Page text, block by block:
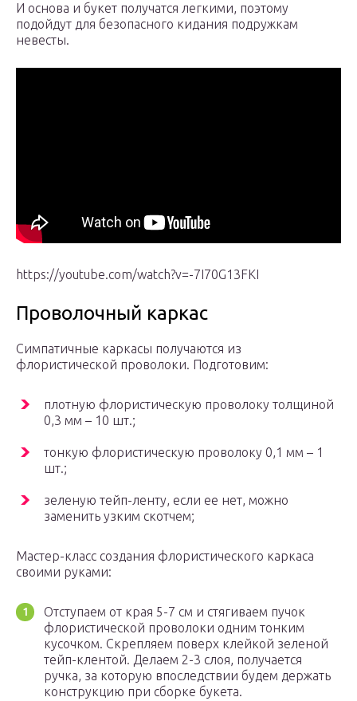
И основа и букет получатся легкими, поэтому
подойдут для безопасного кидания подружкам
невесты.
https://youtube.com/watch?v=-7I70G13FKI
Проволочный каркас
Симпатичные каркасы получаются из
флористической проволоки. Подготовим:
плотную флористическую проволоку толщиной
0,3 мм – 10 шт.;
тонкую флористическую проволоку 0,1 мм – 1
шт.;
зеленую тейп-ленту, если ее нет, можно
заменить узким скотчем;
Мастер-класс создания флористического каркаса
своими руками:
Отступаем от края 5-7 см и стягиваем пучок
флористической проволоки одним тонким
кусочком. Скрепляем поверх клейкой зеленой
тейп-клентой. Делаем 2-3 слоя, получается
ручка, за которую впоследствии будем держать
конструкцию при сборке букета.